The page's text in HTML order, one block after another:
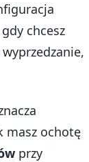
chcesz
masz ochotę
przy